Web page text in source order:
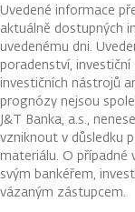
Uvedené informace
aktuálně dostupných
uvedenému dni.
poradenství,
investičních nástrojů
prognózy nejsou
J&T Banka, a.s.,
vzniknout v důsledku
materiálu. O
svým bankéřem,
vázaným zástupcem.